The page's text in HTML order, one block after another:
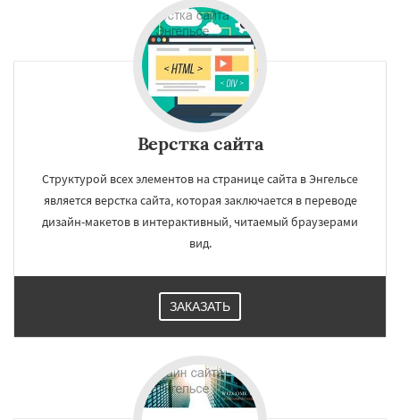
Верстка сайта
Структурой всех элементов на странице сайта в Энгельсе
является верстка сайта, которая заключается в переводе
дизайн-макетов в интерактивный, читаемый браузерами
вид.
ЗАКАЗАТЬ